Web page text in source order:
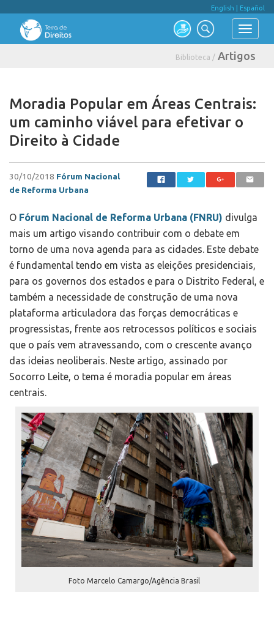
English Español
Biblioteca / Artigos
Moradia Popular em Áreas Centrais:
um caminho viável para efetivar o
Direito à Cidade
30/10/2018 Fórum Nacional
de Reforma Urbana
O Fórum Nacional de Reforma Urbana (FNRU) divulga
mais um artigo visando contribuir com o debate em
torno de uma nova agenda para as cidades. Este debate
é fundamental tendo em vista as eleições presidenciais,
para os governos dos estados e para o Distrito Federal, e
também a necessidade de construção de uma nova
plataforma articuladora das forças democráticas e
progressistas, frente aos retrocessos políticos e sociais
que o país vem atravessando, com o crescente avanço
das ideias neoliberais. Neste artigo, assinado por
Socorro Leite, o tema é moradia popular em áreas
centrais.
Foto Marcelo Camargo/Agência Brasil